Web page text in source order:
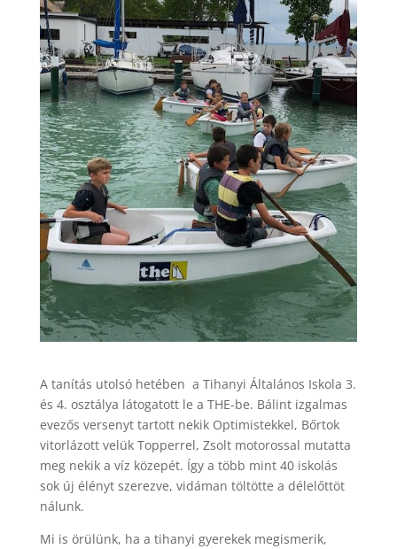
A tanítás utolsó hetében a Tihanyi Általános Iskola 3.
és 4. osztálya látogatott le a THE-be. Bálint izgalmas
evezős versenyt tartott nekik Optimistekkel, Bőrtok
vitorlázott velük Topperrel, Zsolt motorossal mutatta
meg nekik a víz közepét. Így a több mint 40 iskolás
sok új élényt szerezve, vidáman töltötte a délelőttöt
nálunk.
Mi is örülünk, ha a tihanyi gyerekek megismerik,